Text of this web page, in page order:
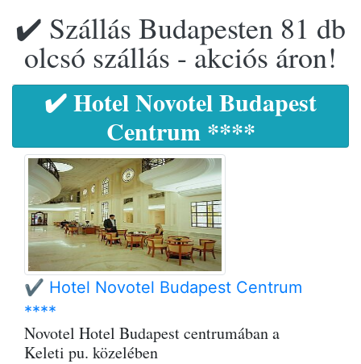
✔️ Szállás Budapesten 81 db
olcsó szállás - akciós áron!
✔️ Hotel Novotel Budapest
Centrum ****
✔️ Hotel Novotel Budapest Centrum
****
Novotel Hotel Budapest centrumában a
Keleti pu. közelében